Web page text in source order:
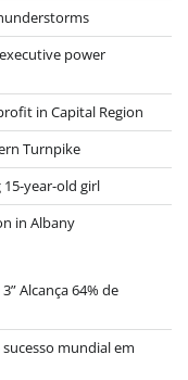
power
in Capital Region
Turnpike
year-old girl
in Albany
Alcança 64% de
mundial em